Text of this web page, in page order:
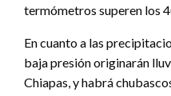
termómetros superen los
En cuanto a las
baja presión originarán
Chiapas, y habrá